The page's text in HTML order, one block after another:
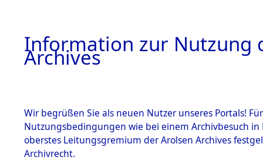
Information zur Nutzung
Archives
Wir begrüßen Sie als neuen Nutzer unseres Portals!
Nutzungsbedingungen wie bei einem Archivbesuch
oberstes Leitungsgremium der Arolsen Archives
Archivrecht.